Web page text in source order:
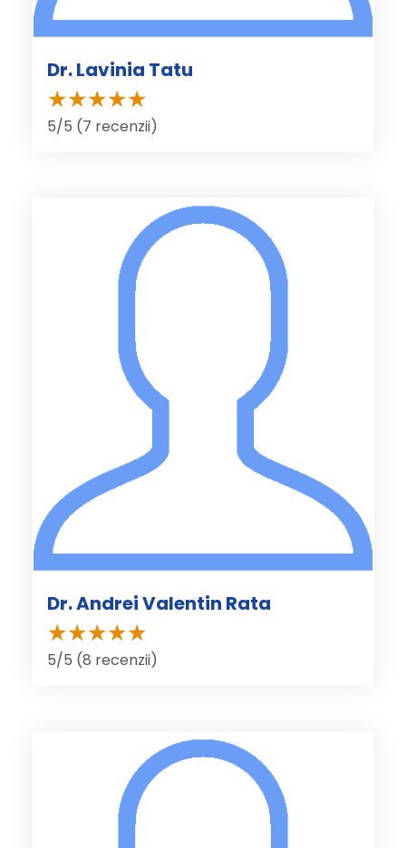
Dr. Lavinia Tatu
5/5 (7 recenzii)
Dr. Andrei Valentin Rata
5/5 (8 recenzii)